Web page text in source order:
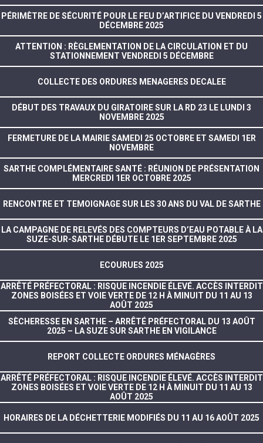
PÉRIMÈTRE DE SÉCURITÉ POUR LE FEU D’ARTIFICE DU VENDREDI 5
DÉCEMBRE 2025
ATTENTION : RÈGLEMENTATION DE LA CIRCULATION ET DU
STATIONNEMENT VENDREDI 5 DÉCEMBRE
COLLECTE DES ORDURES MENAGERES DECALEE
DÉBUT DES TRAVAUX DU GIRATOIRE SUR LA RD 23 LE LUNDI 3
NOVEMBRE 2025
FERMETURE DE LA MAIRIE SAMEDI 25 OCTOBRE ET SAMEDI 1ER
NOVEMBRE
SARTHE COMPLÉMENTAIRE SANTÉ : RÉUNION DE PRÉSENTATION
MERCREDI 1ER OCTOBRE 2025
RENCONTRE ET TEMOIGNAGE SUR LES 30 ANS DU VAL DE SARTHE
LA CAMPAGNE DE RELEVÉS DES COMPTEURS D’EAU POTABLE À LA
SUZE-SUR-SARTHE DÉBUTE LE 1ER SEPTEMBRE 2025
ECOURUES 2025
ARRÊTÉ PRÉFECTORAL : RISQUE INCENDIE ÉLEVÉ. ACCÈS INTERDIT
ZONES BOISÉES ET VOIE VERTE DE 12 H À MINUIT DU 11 AU 13
AOÛT 2025
SÈCHERESSE EN SARTHE – ARRÊTÉ PRÉFECTORAL DU 13 AOÛT
2025 – LA SUZE SUR SARTHE EN VIGILANCE
REPORT COLLECTE ORDURES MÉNAGÈRES
ARRÊTÉ PRÉFECTORAL : RISQUE INCENDIE ÉLEVÉ. ACCÈS INTERDIT
ZONES BOISÉES ET VOIE VERTE DE 12 H À MINUIT DU 11 AU 13
AOÛT 2025
HORAIRES DE LA DÉCHETTERIE MODIFIÉS DU 11 AU 16 AOÛT 2025